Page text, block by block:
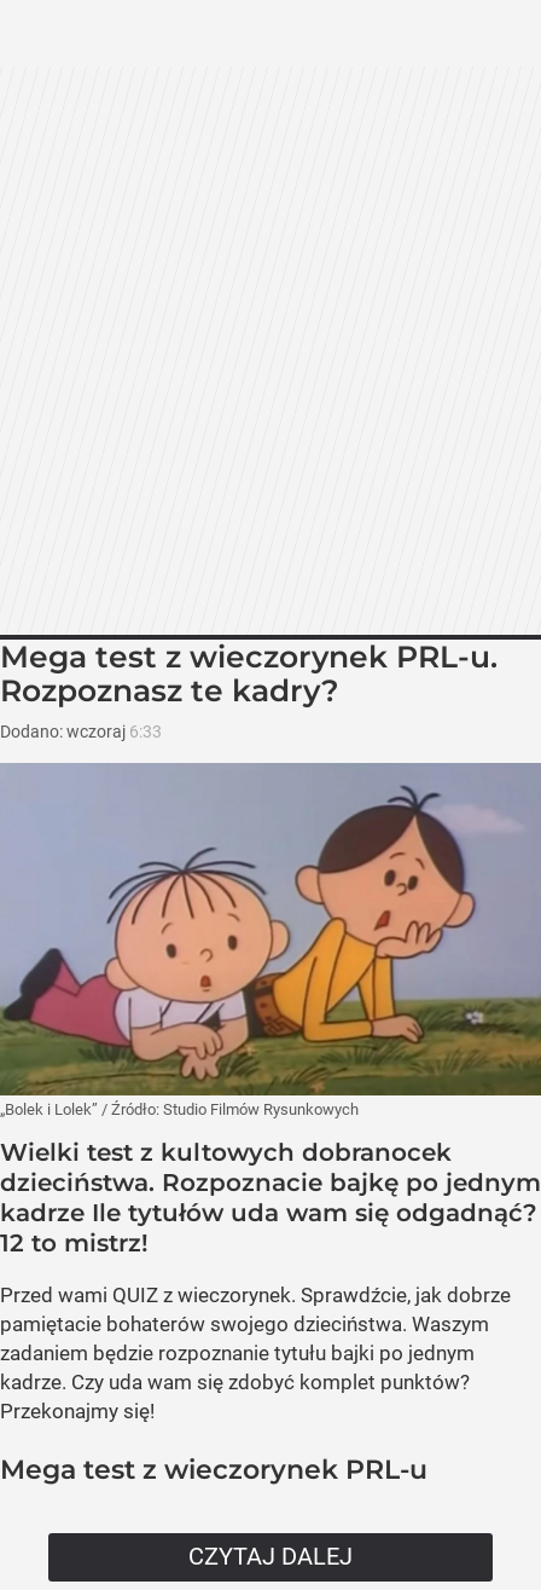
Mega test z wieczorynek PRL-u.
Rozpoznasz te kadry?
Dodano:wczoraj 6:33
„Bolek i Lolek” / Źródło: Studio Filmów Rysunkowych
Wielki test z kultowych dobranocek
dzieciństwa. Rozpoznacie bajkę po jednym
kadrze Ile tytułów uda wam się odgadnąć?
12 to mistrz!
Przed wami QUIZ z wieczorynek. Sprawdźcie, jak dobrze
pamiętacie bohaterów swojego dzieciństwa. Waszym
zadaniem będzie rozpoznanie tytułu bajki po jednym
kadrze. Czy uda wam się zdobyć komplet punktów?
Przekonajmy się!
Mega test z wieczorynek PRL-u
CZYTAJ DALEJ